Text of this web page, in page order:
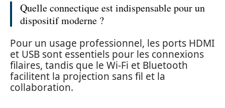
Quelle connectique est indispensable pour un
dispositif moderne ?
Pour un usage professionnel, les ports HDMI
et USB sont essentiels pour les connexions
filaires, tandis que le Wi-Fi et Bluetooth
facilitent la projection sans fil et la
collaboration.